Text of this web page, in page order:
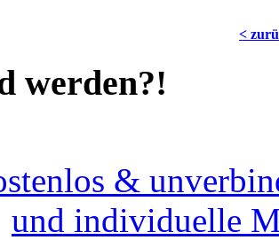
<
werden?!
&
und individuelle